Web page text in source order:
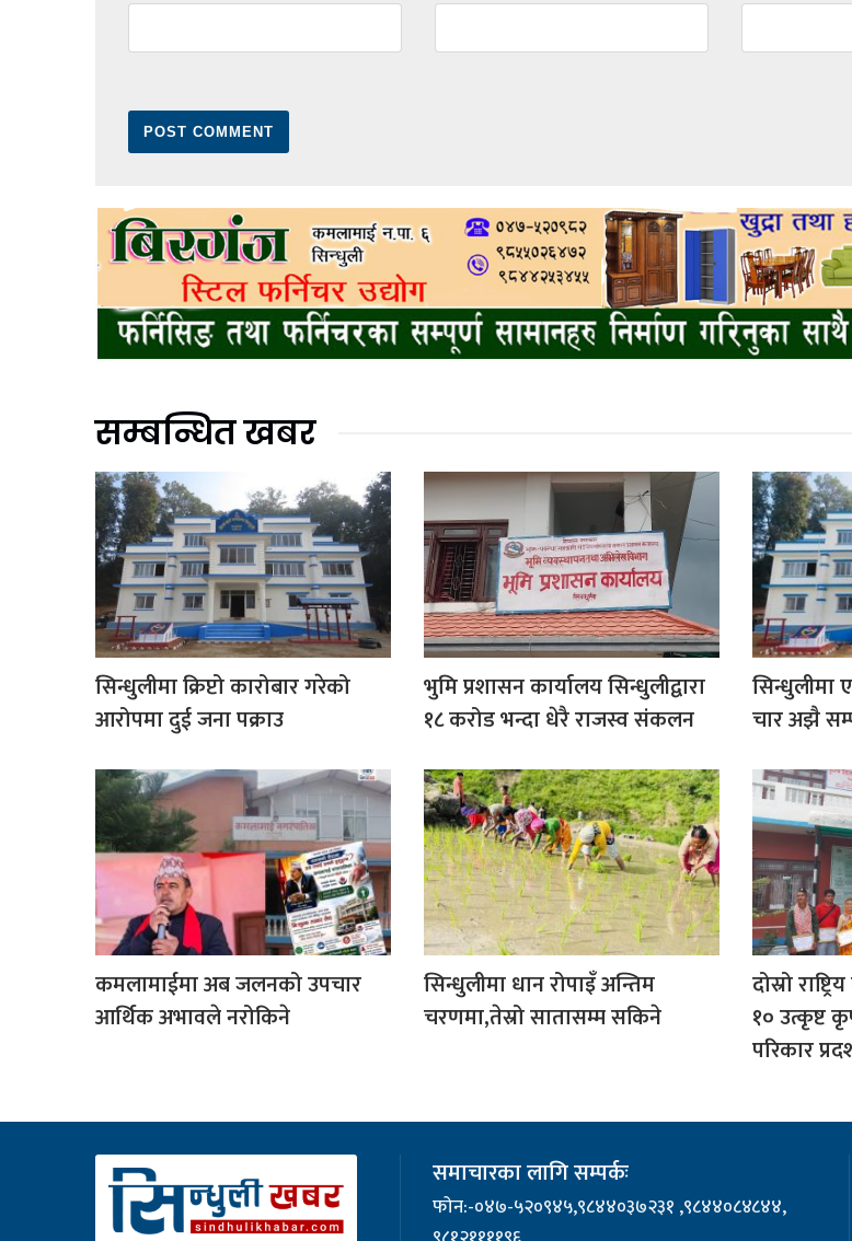
सम्बन्धित खबर
सिन्धुलीमा क्रिप्टो कारोबार गरेको
आरोपमा दुई जना पक्राउ
भुमि प्रशासन कार्यालय सिन्धुलीद्वारा
१८ करोड भन्दा धेरै राजस्व संकलन
सिन्धुलीमा
चार अझै
कमलामाईमा अब जलनको उपचार
आर्थिक अभावले नरोकिने
सिन्धुलीमा धान रोपाइँ अन्तिम
चरणमा,तेस्रो सातासम्म सकिने
दोस्रो
१० उत्कृष्ट
परिकार
समाचारका लागि सम्पर्कः
फोन:-०४७-५२०९४५,९८४४०३७२३१ ,९८४४०८४८४४,